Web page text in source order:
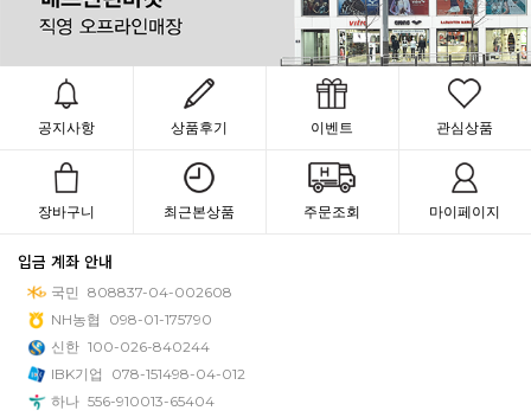
공지사항 상품후기 이벤트 관심상품
장바구니 최근본상품 주문조회 마이페이지
입금 계좌 안내
국민 808837-04-002608
NH농협
098-01-175790
신한 100-026-840244
IBK기업
078-151498-04-012
하나 556-910013-65404